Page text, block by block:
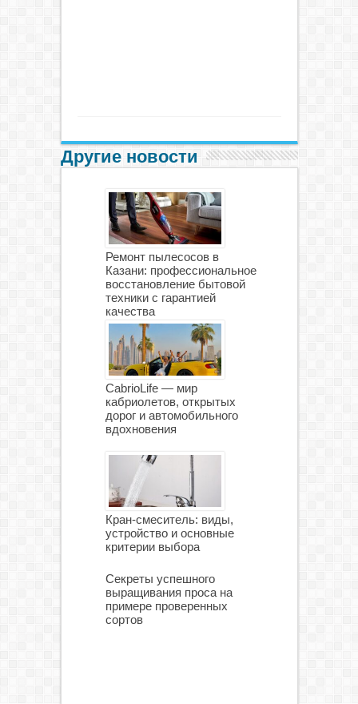
Другие новости
Ремонт пылесосов в
Казани: профессиональное
восстановление бытовой
техники с гарантией
качества
CabrioLife — мир
кабриолетов, открытых
дорог и автомобильного
вдохновения
Кран-смеситель: виды,
устройство и основные
критерии выбора
Секреты успешного
выращивания проса на
примере проверенных
сортов